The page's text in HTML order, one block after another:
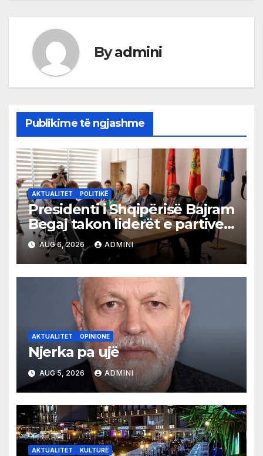
Byadmini
Publikime të ngjashme
AKTUALITET POLITIKË
Presidenti i Shqipërisë Bajram
Begaj takon liderët e partive
shqiptare në Ulqin
AUG 6, 2026 ADMINI
AKTUALITET OPINIONE
Njerka pa ujë
AUG 5, 2026 ADMINI
AKTUALITET KULTURË